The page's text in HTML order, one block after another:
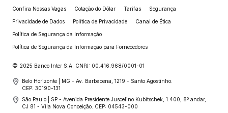
Confira Nossas Vagas Cotação do Dólar Tarifas Segurança
Privacidade de Dados Política de Privacidade Canal de Ética
Política de Segurança da Informação
Política de Segurança da Informação para Fornecedores
© 2025 Banco Inter S.A. CNPJ: 00.416.968/0001-01
Belo Horizonte | MG - Av. Barbacena, 1219 - Santo Agostinho.
CEP: 30190-131
São Paulo | SP - Avenida Presidente Juscelino Kubitschek, 1.400, 8º andar,
CJ 81 - Vila Nova Conceição. CEP: 04543-000